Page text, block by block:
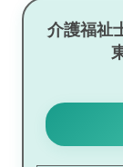
介護福祉